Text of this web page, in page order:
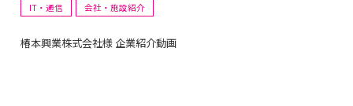
IT・通信
会社・施設紹介
椿本興業株式会社様 企業紹介動画